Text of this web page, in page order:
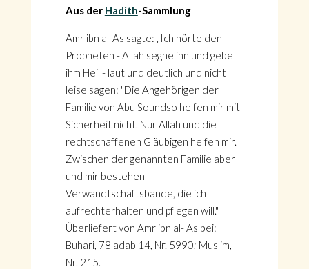
Aus der Hadith-Sammlung
Amr ibn al-As sagte: „Ich hörte den
Propheten - Allah segne ihn und gebe
ihm Heil - laut und deutlich und nicht
leise sagen: "Die Angehörigen der
Familie von Abu Soundso helfen mir mit
Sicherheit nicht. Nur Allah und die
rechtschaffenen Gläubigen helfen mir.
Zwischen der genannten Familie aber
und mir bestehen
Verwandtschaftsbande, die ich
aufrechterhalten und pflegen will."
Überliefert von Amr ibn al- As bei:
Buhari, 78 adab 14, Nr. 5990; Muslim,
Nr. 215.